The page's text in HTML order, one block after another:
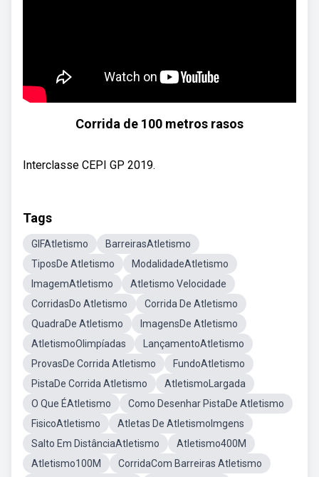
Corrida de 100 metros rasos
Interclasse CEPI GP 2019.
Tags
GIFAtletismo
BarreirasAtletismo
TiposDe Atletismo
ModalidadeAtletismo
ImagemAtletismo
Atletismo Velocidade
CorridasDo Atletismo
Corrida De Atletismo
QuadraDe Atletismo
ImagensDe Atletismo
AtletismoOlimpíadas
LançamentoAtletismo
ProvasDe Corrida Atletismo
FundoAtletismo
PistaDe Corrida Atletismo
AtletismoLargada
O Que ÉAtletismo
Como Desenhar PistaDe Atletismo
FisicoAtletismo
Atletas De AtletismoImgens
Salto Em DistânciaAtletismo
Atletismo400M
Atletismo100M
CorridaCom Barreiras Atletismo